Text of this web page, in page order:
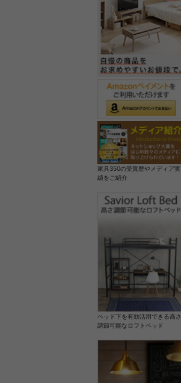
家具350の受賞歴やメディア実
績をご紹介
ベッド下を有効活用できる高さ
調節可能なロフトベッド